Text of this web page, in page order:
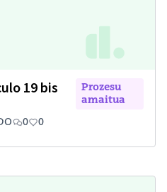
19 bis
Prozesu
amaitua
0 0